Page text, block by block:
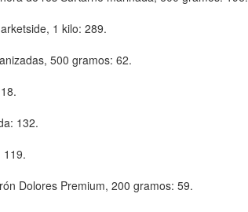
1 kilo: 289.
500 gramos: 62.
132.
119.
Dolores Premium, 200 gramos: 59.